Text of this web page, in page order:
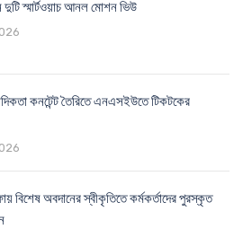
স্মার্টওয়াচ আনল মোশন ভিউ
কনটেন্ট তৈরিতে এনএসইউতে টিকটকের
বিশেষ অবদানের স্বীকৃতিতে কর্মকর্তাদের পুরস্কৃত